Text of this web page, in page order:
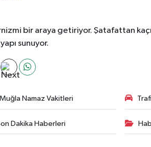
bir araya getiriyor. Şatafattan
sunuyor.
Muğla Namaz Vakitleri
Dakika Haberleri